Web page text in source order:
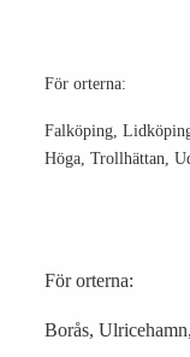
För orterna:
Falköping,
Höga, Trollhättan,
För orterna:
Borås,